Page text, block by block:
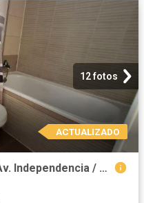
12 fotos
ACTUALIZADO
Departamento en Venta en Av. Independencia / Metro Plaza Chacabuco